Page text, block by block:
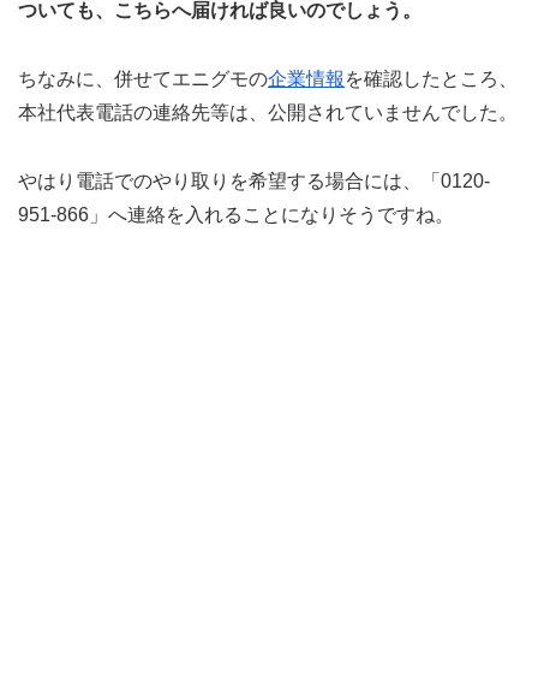
ついても、こちらへ届ければ良いのでしょう。
ちなみに、併せてエニグモの企業情報 を確認したところ、
本社代表電話の連絡先等は、公開されていませんでした。
やはり電話でのやり取りを希望する場合には、「0120-
951-866」へ連絡を入れることになりそうですね。